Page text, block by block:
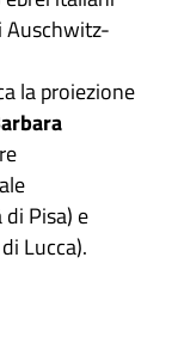
Auschwitz-
la proiezione
Pisa) e
Lucca).